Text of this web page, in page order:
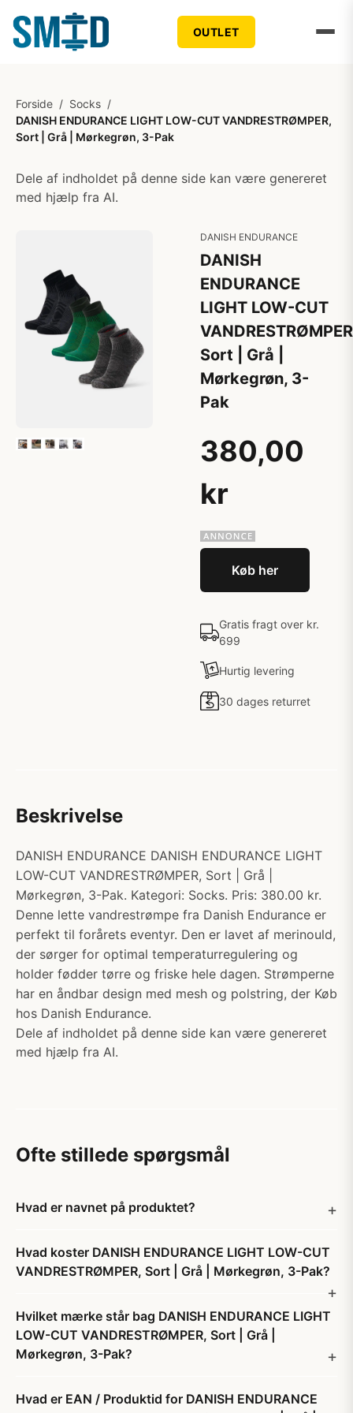
OUTLET
Forside / Socks /
DANISH ENDURANCE LIGHT LOW-CUT VANDRESTRØMPER,
Sort | Grå | Mørkegrøn, 3-Pak
Dele af indholdet på denne side kan være genereret
med hjælp fra AI.
DANISH ENDURANCE
DANISH
ENDURANCE
LIGHT LOW-CUT
Sort | Grå |
Mørkegrøn, 3-
Pak
380,00
kr
Køb her
Gratis fragt over kr.
699
Hurtig levering
30 dages returret
Beskrivelse
DANISH ENDURANCE DANISH ENDURANCE LIGHT
LOW-CUT VANDRESTRØMPER, Sort | Grå |
Mørkegrøn, 3-Pak. Kategori: Socks. Pris: 380.00 kr.
Denne lette vandrestrømpe fra Danish Endurance er
perfekt til forårets eventyr. Den er lavet af merinould,
der sørger for optimal temperaturregulering og
holder fødder tørre og friske hele dagen. Strømperne
har en åndbar design med mesh og polstring, der Køb
hos Danish Endurance.
Dele af indholdet på denne side kan være genereret
med hjælp fra AI.
Ofte stillede spørgsmål
Hvad er navnet på produktet?
Hvad koster DANISH ENDURANCE LIGHT LOW-CUT
VANDRESTRØMPER, Sort | Grå | Mørkegrøn, 3-Pak?
Hvilket mærke står bag DANISH ENDURANCE LIGHT
LOW-CUT VANDRESTRØMPER, Sort | Grå |
Mørkegrøn, 3-Pak?
Hvad er EAN / Produktid for DANISH ENDURANCE